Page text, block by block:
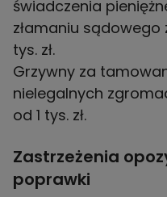
świadczenia
złamaniu sądowego
tys. zł.
Grzywny za
nielegalnych
od 1 tys. zł.
Zastrzeżenia
poprawki